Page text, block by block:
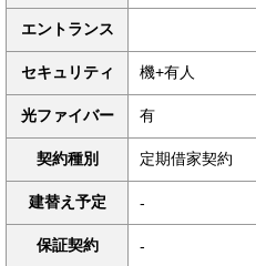
エントランス
セキュリティ 機+有人
光ファイバー 有
契約種別 定期借家契約
建替え予定 -
保証契約 -